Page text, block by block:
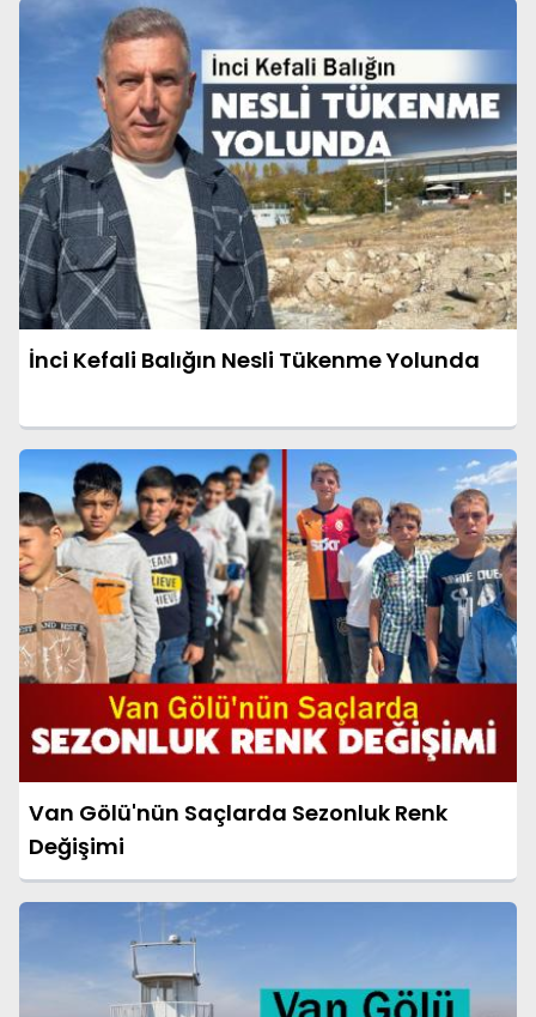
İnci Kefali Balığın Nesli Tükenme Yolunda
Van Gölü'nün Saçlarda Sezonluk Renk
Değişimi